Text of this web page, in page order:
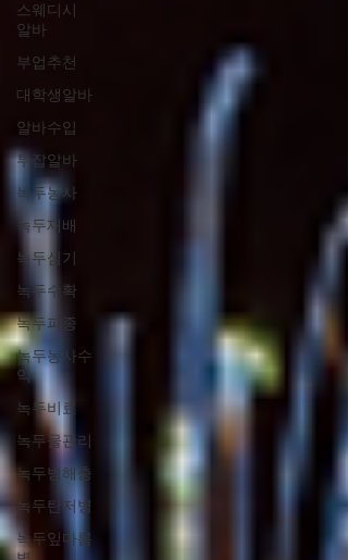
스웨디시
알바
부업추천
대학생알바
알바수입
투잡알바
녹두농사
녹두재배
녹두심기
녹두수확
녹두파종
녹두농사수
익
녹두비료
녹두물관리
녹두병해충
녹두탄저병
녹두잎마름